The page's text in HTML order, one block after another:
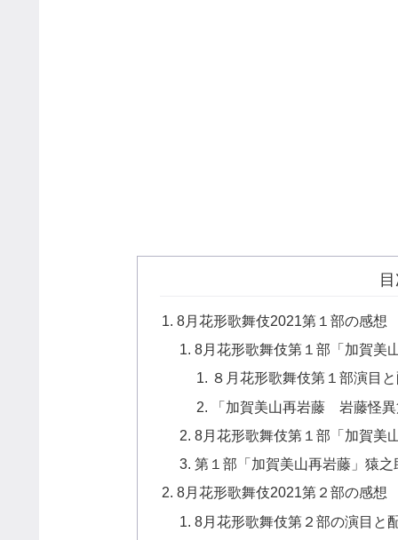
8月花形歌舞伎2021第１部の感想
8月花形歌舞伎第１部「加賀美
８月花形歌舞伎第１部演目
「加賀美山再岩藤 岩藤怪
8月花形歌舞伎第１部「加賀美
第１部「加賀美山再岩藤」猿
8月花形歌舞伎2021第２部の感想
8月花形歌舞伎第２部の演目と